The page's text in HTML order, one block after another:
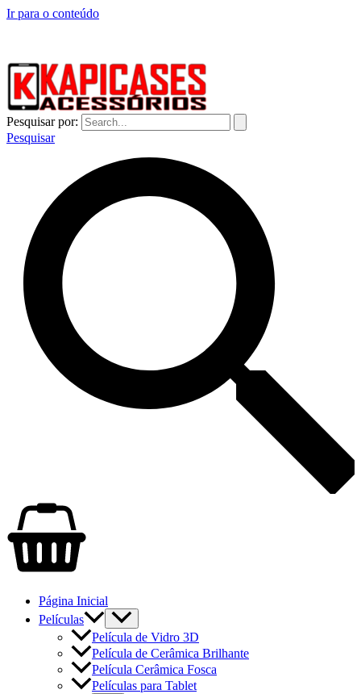
Ir para o conteúdo
Pesquisar por:
Pesquisar
Página Inicial
Películas
Película de Vidro 3D
Película de Cerâmica Brilhante
Película Cerâmica Fosca
Películas para Tablet